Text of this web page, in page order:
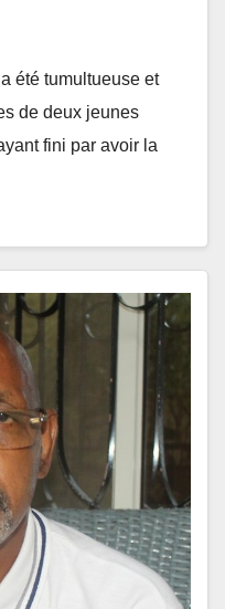
été tumultueuse et
de deux jeunes
fini par avoir la